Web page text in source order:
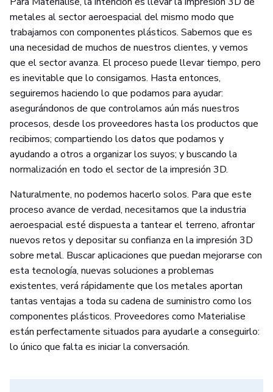
metales al sector aeroespacial del mismo modo que
trabajamos con componentes plásticos. Sabemos que es
una necesidad de muchos de nuestros clientes, y vemos
que el sector avanza. El proceso puede llevar tiempo, pero
es inevitable que lo consigamos. Hasta entonces,
seguiremos haciendo lo que podamos para ayudar:
asegurándonos de que controlamos aún más nuestros
procesos, desde los proveedores hasta los productos que
recibimos; compartiendo los datos que podamos y
ayudando a otros a organizar los suyos; y buscando la
normalización en todo el sector de la impresión 3D.
Naturalmente, no podemos hacerlo solos. Para que este
proceso avance de verdad, necesitamos que la industria
aeroespacial esté dispuesta a tantear el terreno, afrontar
nuevos retos y depositar su confianza en la impresión 3D
sobre metal. Buscar aplicaciones que puedan mejorarse con
esta tecnología, nuevas soluciones a problemas
existentes, verá rápidamente que los metales aportan
tantas ventajas a toda su cadena de suministro como los
componentes plásticos. Proveedores como Materialise
están perfectamente situados para ayudarle a conseguirlo:
lo único que falta es iniciar la conversación.